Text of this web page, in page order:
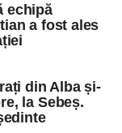
găzduiește
Camp
Sebeș
echipă
a fost ales
din Alba și-
la Sebeș.